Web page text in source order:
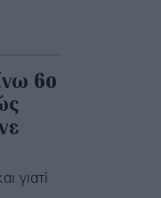
60
γιατί